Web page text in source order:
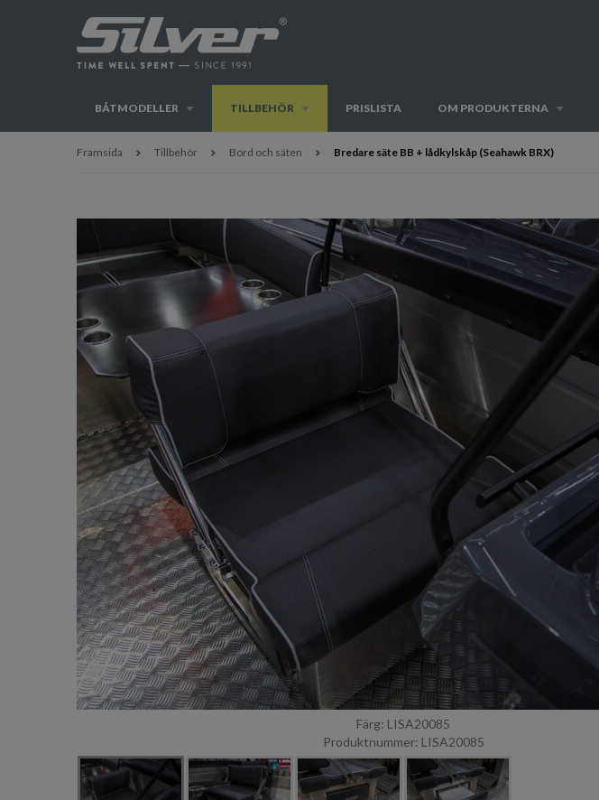
BÅTMODELLER TILLBEHÖR PRISLISTA OM PRODUKTERNA
Framsida Tillbehör Bord och säten Bredare säte BB + lådkylskåp (Seahawk BRX)
Färg: LISA20085
Produktnummer: LISA20085